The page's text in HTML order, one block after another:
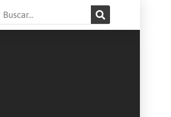
Search